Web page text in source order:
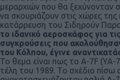
μεραρχιών που θα ξεχύνονταν
να σκουριάζουν στις χώρες
κατάρρευση του Σιδηρούν
το ιδανικό αεροσκάφος για
συγκρούσεις που
του Κόλπου, έγινε
To θεμα είναι πως το A-7F (ΥΑ-
τέλη του 1989. Το σχέδιο πίσω